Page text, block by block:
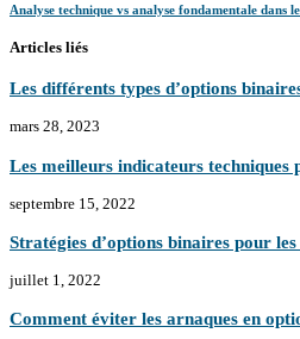
Analyse technique vs analyse fondamentale dans
Articles liés
Les différents types d’options
mars 28, 2023
Les meilleurs indicateurs techniques
septembre 15, 2022
Stratégies d’options binaires pour
juillet 1, 2022
Comment éviter les arnaques en